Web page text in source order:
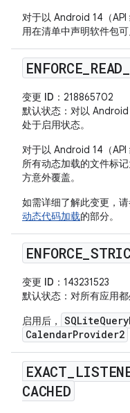
对于以 Android 14（
用在清单中声明软件包
ENFORCE READ
变更 ID ：218865702
默认状态 ：对以
处于启用状态。
对于以 Android 14（
所有动态加载的文件标
方意外覆盖。
如需详细了解此变更，
动态代码加载的部分。
ENFORCE
变更 ID ：143231523
默认状态 ：对所有应用
启用后，
CalendarProvider2
EXACT
CACHED